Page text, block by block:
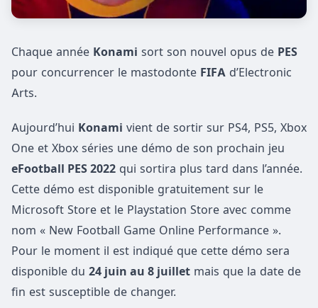
Chaque année Konami sort son nouvel opus de PES
pour concurrencer le mastodonte FIFA d’Electronic
Arts.
Aujourd’hui Konami vient de sortir sur PS4, PS5, Xbox
One et Xbox séries une démo de son prochain jeu
eFootball PES 2022 qui sortira plus tard dans l’année.
Cette démo est disponible gratuitement sur le
Microsoft Store et le Playstation Store avec comme
nom « New Football Game Online Performance ».
Pour le moment il est indiqué que cette démo sera
disponible du 24 juin au 8 juillet mais que la date de
fin est susceptible de changer.